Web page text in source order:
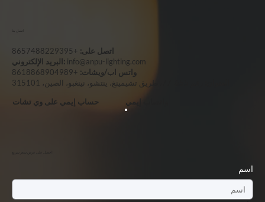
اسم
اتصل على: +8657488229395
البريد الإلكتروني: info@anpu-lighting.com
واتس اب/ويشات: +8618868904989
حساب إيمي على وي تشات
واتساب إيمي